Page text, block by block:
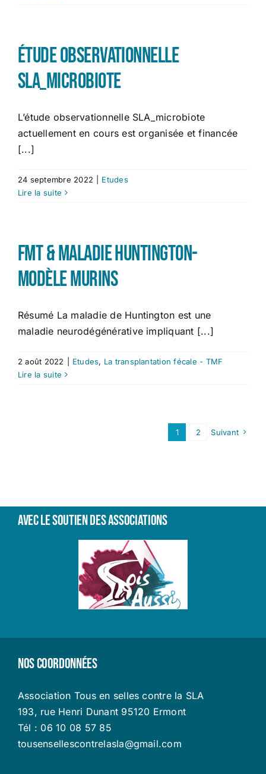
Étude observationnelle
SLA_microbiote
L’étude observationnelle SLA_microbiote
actuellement en cours est organisée et financée
[...]
24 septembre 2022
Etudes
Lire la suite
FMT & maladie Huntington-
Modèle murins
Résumé La maladie de Huntington est une
maladie neurodégénérative impliquant [...]
2 août 2022 Etudes, La transplantation fécale - TMF
Lire la suite
1 2 Suivant
Avec le soutien des associations
Nos coordonnées
Association Tous en selles contre la SLA
193, rue Henri Dunant 95120 Ermont
Tél : 06 10 08 57 85
tousensellescontrelasla@gmail.com